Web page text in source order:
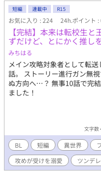
せるも、すれ違いの末に高
の空白期間を経て社会人とな
の地で、 運命とも思える偶
ーーー……。 【溺愛ワンコ
受け視点メイン。基本受けが
憫受け大好きな作者です＾＾
めていただけるのを目指し
学校、企業等の名前につい
ありません。
短編 連載中 R15
お気に入り : 224 24h.ポイント :
【完結】本来は転校生
ずだけど、とにかく推し
みちはる
メイン攻略対象者として転
話。 ストーリー進行ガン無
ぬ方向へ…？ 無事10話で完
ました！
文字数
BL 短編 異世界
攻めが受けを溺愛
ツンデ